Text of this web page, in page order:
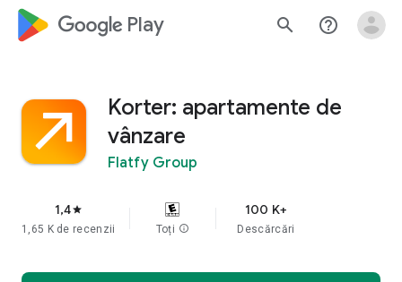
google_logo Play search help_outline
Korter: apartamente de
vânzare
Flatfy Group
1,4star
1,65 K de recenzii Toți info
100 K+
Descărcări